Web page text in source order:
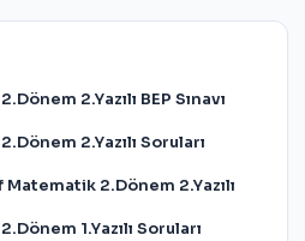
2.Yazılı BEP Sınavı
2.Yazılı Soruları
Matematik 2.Dönem 2.Yazılı
1.Yazılı Soruları